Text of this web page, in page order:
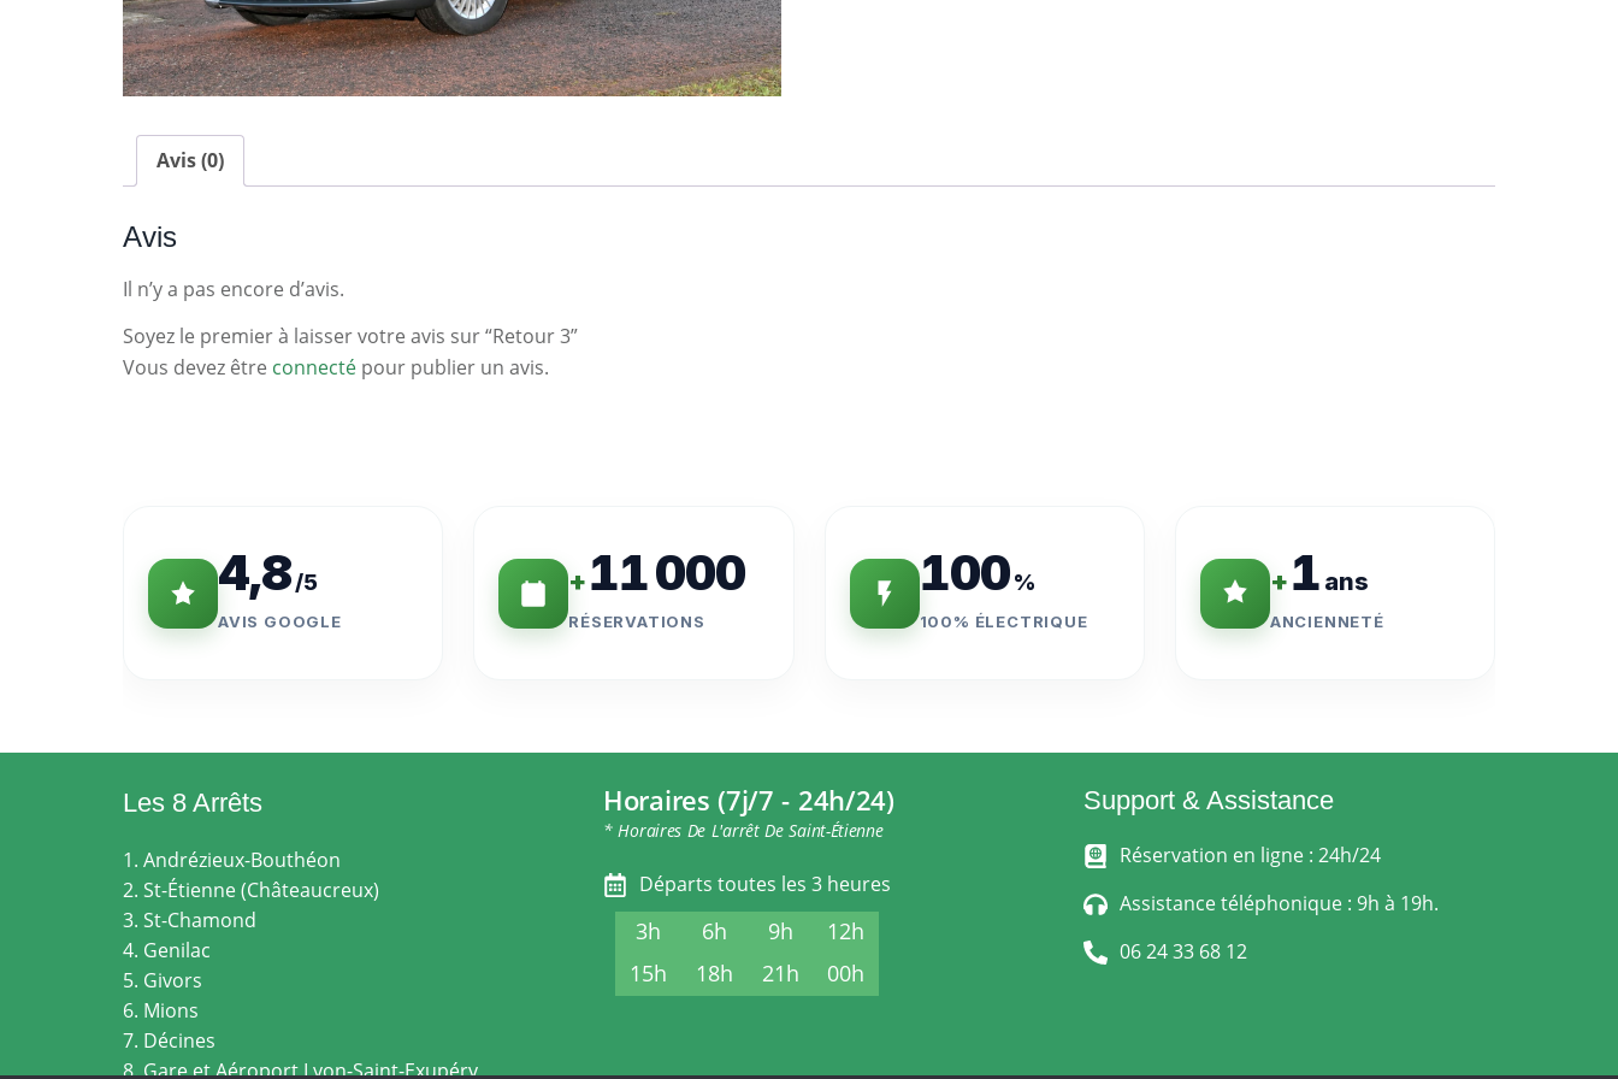
Avis (0)
Avis
Il n’y a pas encore d’avis.
Soyez le premier à laisser votre avis sur “Retour 3”
Vous devez être connecté pour publier un avis.
4,8/5
AVIS GOOGLE
+11 000
RÉSERVATIONS
100 %
100% ÉLECTRIQUE
+1 ans
ANCIENNETÉ
Les 8 Arrêts
1. Andrézieux-Bouthéon
2. St-Étienne (Châteaucreux)
3. St-Chamond
4. Genilac
5. Givors
6. Mions
7. Décines
8. Gare et Aéroport Lyon-Saint-Exupéry
Horaires (7j/7 - 24h/24)
* Horaires De L'arrêt De Saint-Étienne
Départs toutes les 3 heures
3h 6h 9h
12h
15h
18h 21h 00h
Support & Assistance
Réservation en ligne : 24h/24
Assistance téléphonique : 9h à 19h.
06 24 33 68 12